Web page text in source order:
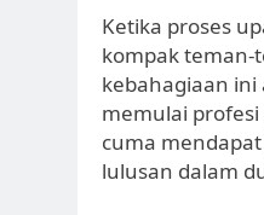
Ketika proses
kompak teman-
kebahagiaan
memulai
cuma
lulusan dalam